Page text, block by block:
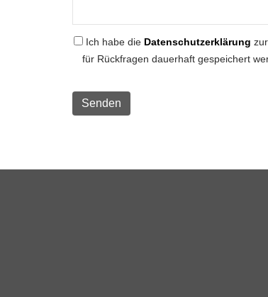
Ich habe die Datenschutzerklärung
für Rückfragen dauerhaft gespeichert